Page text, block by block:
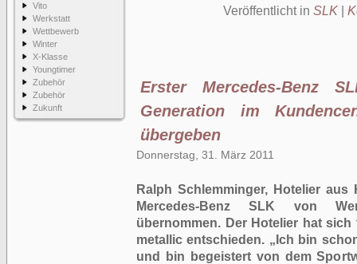
Vito
Werkstatt
Wettbewerb
Winter
X-Klasse
Youngtimer
Zubehör
Zubehör
Zukunft
Veröffentlicht in SLK
Erster Mercedes-Benz
Generation im
übergeben
Donnerstag, 31. März 2011
Ralph Schlemminger, Hotelier
Mercedes-Benz SLK von
übernommen. Der Hotelier hat
metallic entschieden. „Ich bin
und bin begeistert von dem